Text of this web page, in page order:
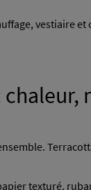
vestiaire
texturé,